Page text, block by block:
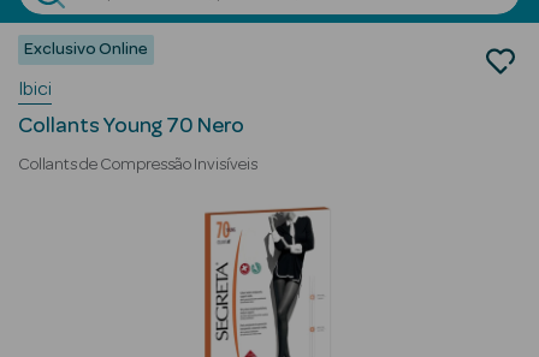
Ver Tudo
Beauty Season
Beauty Season
Cabelo
Profissional
Ortopedia
Meias de Descanso
Collants
Exclusivo Online
Ibici
Collants Young 70 Nero
Collants de Compressão Invisíveis